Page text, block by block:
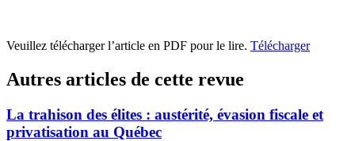
Veuillez télécharger l’article en PDF pour le lire. Télécharger
Autres articles de cette revue
La trahison des élites : austérité, évasion fiscale et
privatisation au Québec